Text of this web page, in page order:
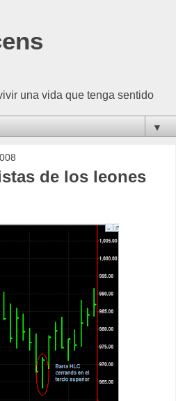
una vida que tenga sentido
▼
de los leones